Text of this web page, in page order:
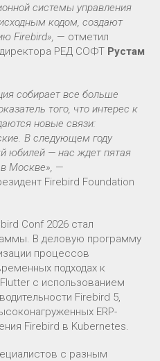
системы управления
кодом, создают
Firebird», — отметил
директора РЕД СОФТ Рустам
собирает все больше
того, что интерес к
новые связи:
В следующем году
юбилей — нас ждет пятая
Москве», —
Firebird Foundation
Conf 2026 стал
В деловую программу
процессов
подходах к
с использованием
Firebird 5,
ERP-
Firebird в Kubernetes.
с разным